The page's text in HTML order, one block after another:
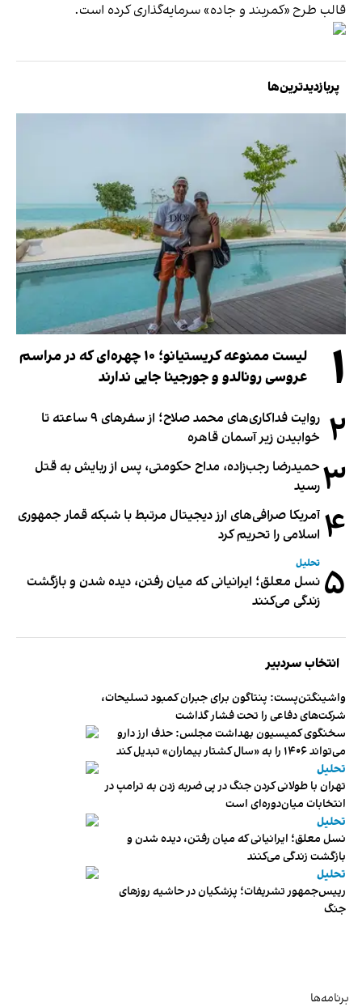
قالب طرح «کمربند و جاده» سرمایه‌گذاری کرده‌ است.
پربازدیدترین‌ها
۱
لیست ممنوعه کریستیانو؛ ۱۰ چهره‌ای که در مراسم
عروسی رونالدو و جورجینا جایی ندارند
۲
روایت فداکاری‌های محمد صلاح؛ از سفرهای ۹ ساعته تا
خوابیدن زیر آسمان قاهره
۳ حمیدرضا رجب‌زاده، مداح حکومتی، پس از ربایش به قتل
رسید
۴ آمریکا صرافی‌های ارز دیجیتال مرتبط با شبکه قمار جمهوری
اسلامی را تحریم کرد
۵ تحلیل
نسل معلق؛ ایرانیانی که میان رفتن، دیده شدن و بازگشت
زندگی می‌کنند
انتخاب سردبیر
واشینگتن‌پست: پنتاگون برای جبران کمبود تسلیحات،
شرکت‌های دفاعی را تحت فشار گذاشت
سخنگوی کمیسیون بهداشت مجلس: حذف ارز دارو
می‌تواند ۱۴۰۶ را به «سال کشتار بیماران» تبدیل کند
تحلیل
تهران با طولانی کردن جنگ در پی ضربه زدن به ترامپ در
انتخابات میان‌دوره‌ای است
تحلیل
نسل معلق؛ ایرانیانی که میان رفتن، دیده شدن و
بازگشت زندگی می‌کنند
تحلیل
رییس‌جمهور تشریفات؛ پزشکیان در حاشیه روزهای
جنگ
برنامه‌ها